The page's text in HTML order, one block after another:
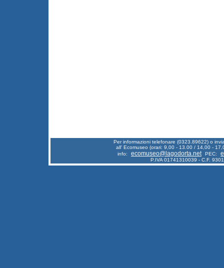
Per informazioni telefonare (0323.89622) o
all' Ecomuseo (orari: 9,00 - 13.00 / 14,00 -
info:
ecomuseo@lagodorta.net PEC:
P.IVA 01741310039 - C.F.